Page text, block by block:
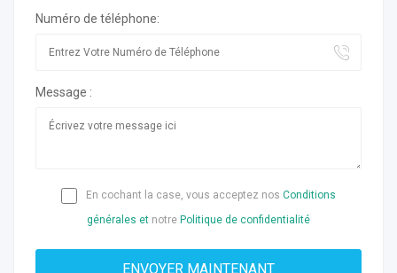
Numéro de téléphone:
Message :
En cochant la case, vous acceptez nos Conditions
générales et notre Politique de confidentialité